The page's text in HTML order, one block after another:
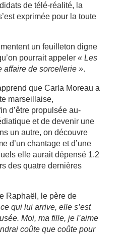
de télé-réalité, la
exprimée pour la toute
un feuilleton digne
pourrait appeler « Les
affaire de sorcellerie ».
que Carla Moreau a
marseillaise,
d’être propulsée au-
et de devenir une
un autre, on découvre
d’un chantage et d’une
elle aurait dépensé 1.2
des quatre dernières
Raphaël, le père de
qui lui arrive, elle s’est
Moi, ma fille, je l’aime
coûte que coûte pour